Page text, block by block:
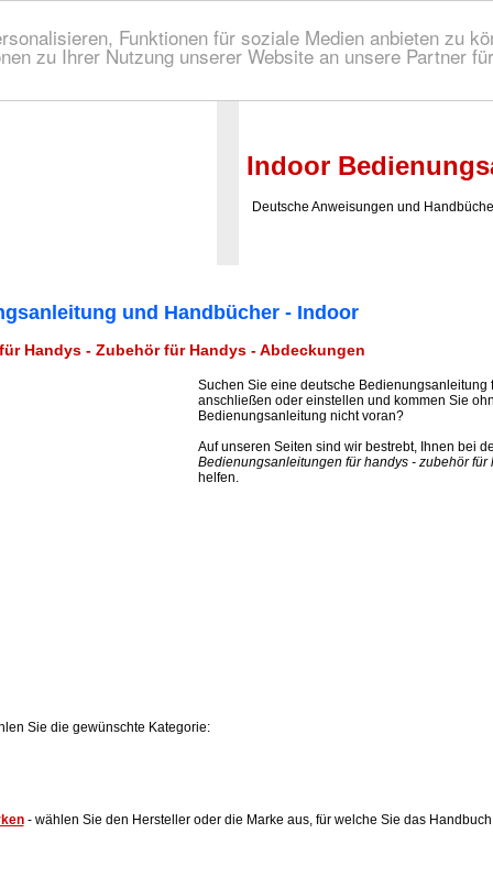
Funktionen für soziale Medien anbieten zu
zu Ihrer Nutzung unserer Website an unsere Partner
Indoor
Deutsche Anweisungen und
und Handbücher - Indoor
Handys - Zubehör für Handys - Abdeckungen
Suchen Sie eine deutsche Bedienungsanleitung
anschließen oder einstellen und kommen Sie
Bedienungsanleitung nicht voran?
Auf unseren Seiten sind wir bestrebt, Ihnen bei
Bedienungsanleitungen für handys - zubehör
helfen.
Sie die gewünschte Kategorie:
- wählen Sie den Hersteller oder die Marke aus, für welche Sie das